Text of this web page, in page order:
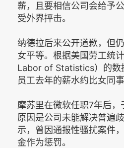
薪，且要相信公司会给予
受外界抨击。
纳德拉后来公开道歉，但
女平等。根据美国劳工统
Labor of Statistics）的数
员工去年的薪水约比女同
摩苏里在微软任职7年后
原因是公司未能解决普遍
示，曾因通报性骚扰案件
金作为惩罚。